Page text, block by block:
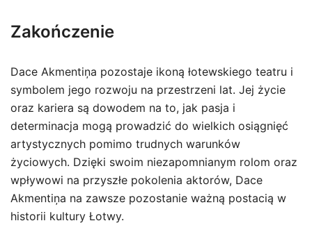
Zakończenie
Dace Akmentiņa pozostaje ikoną łotewskiego teatru i
symbolem jego rozwoju na przestrzeni lat. Jej życie
oraz kariera są dowodem na to, jak pasja i
determinacja mogą prowadzić do wielkich osiągnięć
artystycznych pomimo trudnych warunków
życiowych. Dzięki swoim niezapomnianym rolom oraz
wpływowi na przyszłe pokolenia aktorów, Dace
Akmentiņa na zawsze pozostanie ważną postacią w
historii kultury Łotwy.